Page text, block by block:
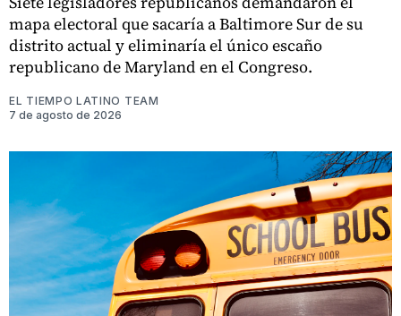
mapa electoral que sacaría a Baltimore Sur de su
distrito actual y eliminaría el único escaño
republicano de Maryland en el Congreso.
EL TIEMPO LATINO TEAM
7 de agosto de 2026